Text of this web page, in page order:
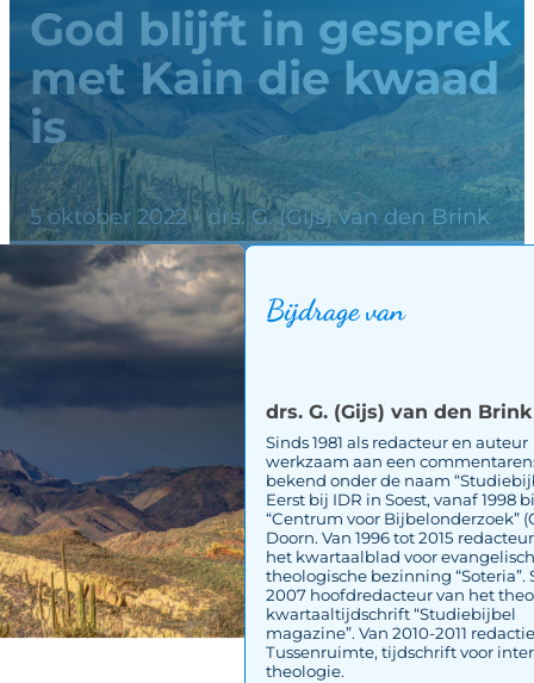
God blijft in gesprek
met Kain die kwaad
is
5 oktober 2022 - drs. G. (Gijs) van den Brink
Bijdrage van
drs. G. (Gijs) van den Brink
Sinds 1981 als redacteur en auteur
werkzaam aan een
bekend onder de naam
Eerst bij IDR in Soest, vanaf 1998
“Centrum voor Bijbelonderzoek”
Doorn. Van 1996 tot 2015
het kwartaalblad voor
theologische bezinning “Soteria”.
2007 hoofdredacteur van het
kwartaaltijdschrift “Studiebijbel
magazine”. Van 2010-2011
Tussenruimte, tijdschrift voor
theologie.